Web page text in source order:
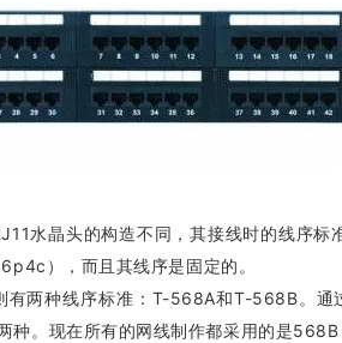
水晶头的构造不同，其接线时的线序标
），而且其线序是固定的。
有两种线序标准：T-568A和T-568B。通
种。现在所有的网线制作都采用的是